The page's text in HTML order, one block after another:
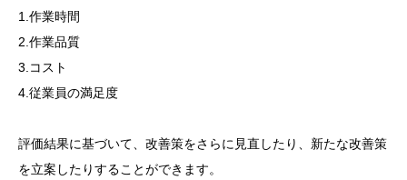
1.作業時間
2.作業品質
3.コスト
4.従業員の満足度
評価結果に基づいて、改善策をさらに見直したり、新たな改善策
を立案したりすることができます。